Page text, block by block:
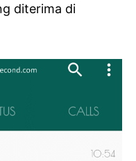
diterima di